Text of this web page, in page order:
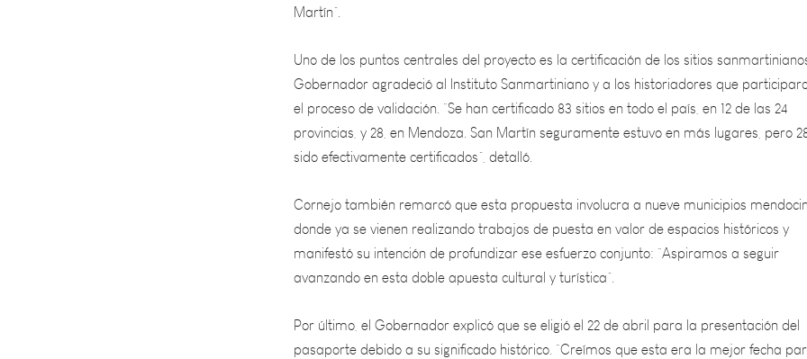
Uno de los puntos centrales del proyecto es la certificación de los sitios sanmartinianos. El
Gobernador agradeció al Instituto Sanmartiniano y a los historiadores que
el proceso de validación. “Se han certificado 83 sitios en todo el país, en 12 de las 24
provincias, y 28, en Mendoza. San Martín seguramente estuvo en más lugares, pero
sido efectivamente certificados”, detalló.
Cornejo también remarcó que esta propuesta involucra a nueve municipios mendocinos,
donde ya se vienen realizando trabajos de puesta en valor de espacios históricos y
manifestó su intención de profundizar ese esfuerzo conjunto: “Aspiramos a seguir
avanzando en esta doble apuesta cultural y turística”.
Por último, el Gobernador explicó que se eligió el 22 de abril para la presentación del
pasaporte debido a su significado histórico. “Creímos que esta era la mejor fecha para
presentar el Pasaporte Sanmartiniano, porque dimensiona mejor al prócer en su